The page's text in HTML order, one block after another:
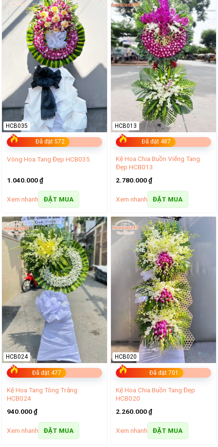
Đã đặt 572
HCB035
Vòng Hoa Tang Đẹp HCB035
1.040.000₫
Xem nhanh ĐẶT MUA
Đã đặt 487
HCB013
Kệ Hoa Chia Buồn Viếng Tang
Đẹp HCB013
2.780.000₫
Xem nhanh ĐẶT MUA
Đã đặt 477
HCB024
Kệ Hoa Tang Tông Trắng
HCB024
940.000₫
Xem nhanh ĐẶT MUA
Đã đặt 701
HCB020
Kệ Hoa Chia Buồn Tang Đẹp
HCB020
2.260.000₫
Xem nhanh ĐẶT MUA